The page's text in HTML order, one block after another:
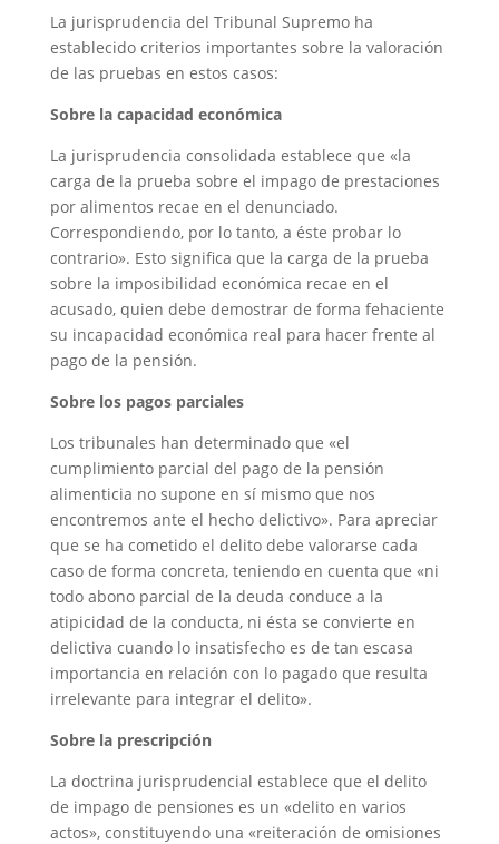
La jurisprudencia del Tribunal Supremo ha
establecido criterios importantes sobre la valoración
de las pruebas en estos casos:
Sobre la capacidad económica
La jurisprudencia consolidada establece que «la
carga de la prueba sobre el impago de prestaciones
por alimentos recae en el denunciado.
Correspondiendo, por lo tanto, a éste probar lo
contrario». Esto significa que la carga de la prueba
sobre la imposibilidad económica recae en el
acusado, quien debe demostrar de forma fehaciente
su incapacidad económica real para hacer frente al
pago de la pensión.
Sobre los pagos parciales
Los tribunales han determinado que «el
cumplimiento parcial del pago de la pensión
alimenticia no supone en sí mismo que nos
encontremos ante el hecho delictivo». Para apreciar
que se ha cometido el delito debe valorarse cada
caso de forma concreta, teniendo en cuenta que «ni
todo abono parcial de la deuda conduce a la
atipicidad de la conducta, ni ésta se convierte en
delictiva cuando lo insatisfecho es de tan escasa
importancia en relación con lo pagado que resulta
irrelevante para integrar el delito».
Sobre la prescripción
La doctrina jurisprudencial establece que el delito
de impago de pensiones es un «delito en varios
actos», constituyendo una «reiteración de omisiones